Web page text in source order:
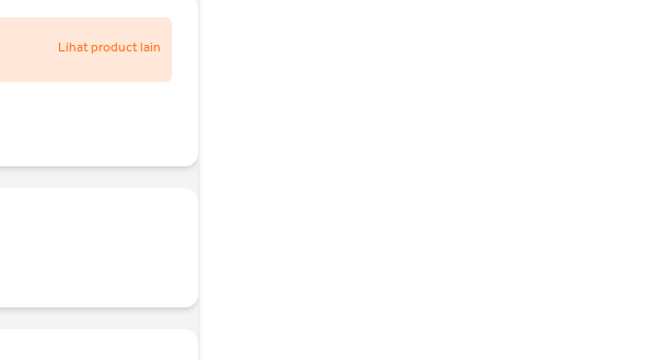
Lihat product lain